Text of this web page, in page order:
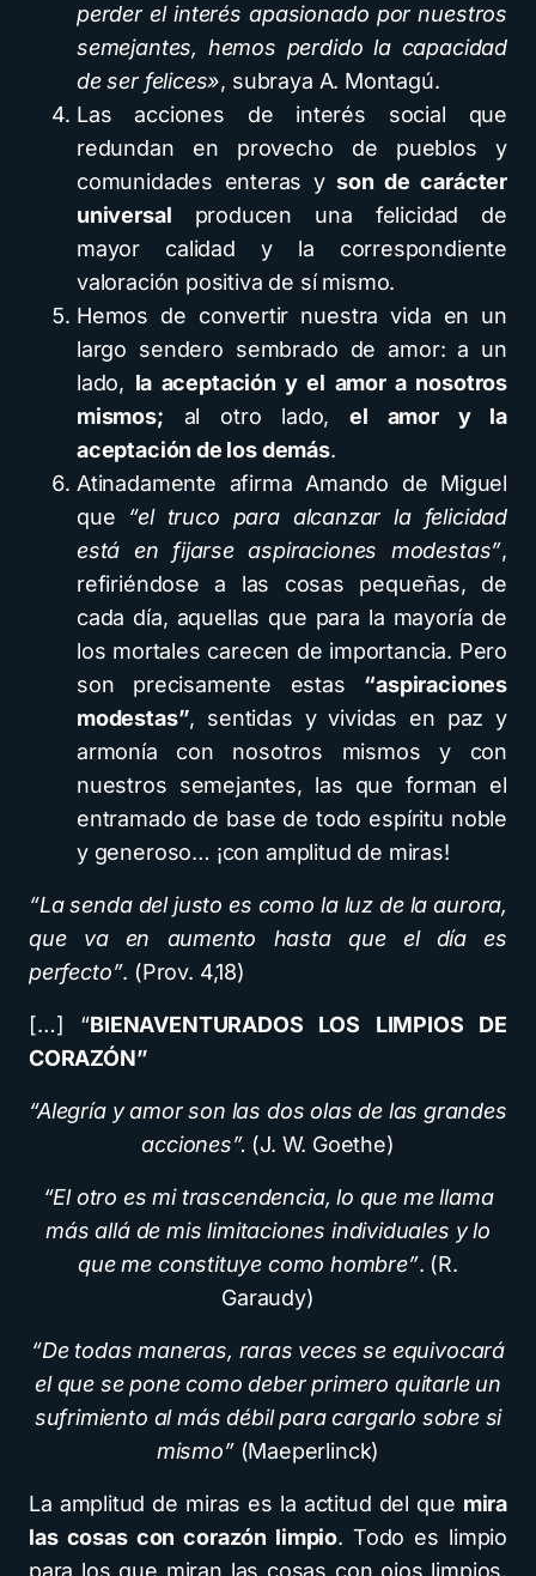
perder el interés apasionado por nuestros
semejantes, hemos perdido la capacidad
de ser felices», subraya A. Montagú.
Las acciones de interés social que
redundan en provecho de pueblos y
comunidades enteras yson de carácter
universal producen una felicidad de
mayor calidad y la correspondiente
valoración positiva de sí mismo.
Hemos de convertir nuestra vida en un
largo sendero sembrado de amor: a un
lado, la aceptación y el amor a nosotros
mismos; al otro lado,el amor y la
aceptación de los demás.
Atinadamente afirma Amando de Miguel
que “el truco para alcanzar la felicidad
está en fijarse aspiraciones modestas”,
refiriéndose a las cosas pequeñas, de
cada día, aquellas que para la mayoría de
los mortales carecen de importancia. Pero
son precisamente estas “aspiraciones
modestas”, sentidas y vividas en paz y
armonía con nosotros mismos y con
nuestros semejantes, las que forman el
entramado de base de todo espíritu noble
y generoso… ¡con amplitud de miras!
“La senda del justo es como la luz de la aurora,
que va en aumento hasta que el día es
perfecto”. (Prov. 4,18)
[…] “BIENAVENTURADOS LOS LIMPIOS DE
CORAZÓN”
“Alegría y amor son las dos olas de las grandes
acciones”. (J. W. Goethe)
“El otro es mi trascendencia, lo que me llama
más allá de mis limitaciones individuales y lo
que me constituye como hombre”. (R.
Garaudy)
“De todas maneras, raras veces se equivocará
el que se pone como deber primero quitarle un
sufrimiento al más débil para cargarlo sobre si
mismo”(Maeperlinck)
La amplitud de miras es la actitud del que mira
las cosas con corazón limpio. Todo es limpio
para los que miran las cosas con ojos limpios.